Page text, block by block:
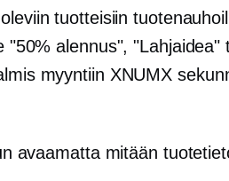
tuotteisiin
"50% alennus", "Lahjaidea"
myyntiin XNUMX
avaamatta mitään